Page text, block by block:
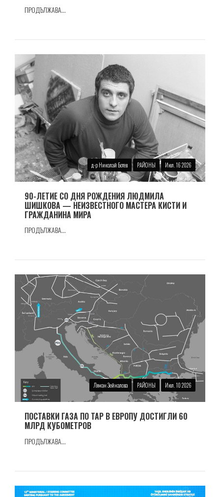
ПРОДЪЛЖАВА...
д-р Николай Ботев РАЙОНЫ Июл. 16 2026
90-ЛЕТИЕ СО ДНЯ РОЖДЕНИЯ ЛЮДМИЛА
ШИШКОВА — НЕИЗВЕСТНОГО МАСТЕРА КИСТИ И
ГРАЖДАНИНА МИРА
ПРОДЪЛЖАВА...
Ляман Зейналова РАЙОНЫ Июл. 10 2026
ПОСТАВКИ ГАЗА ПО TAP В ЕВРОПУ ДОСТИГЛИ 60
МЛРД КУБОМЕТРОВ
ПРОДЪЛЖАВА...